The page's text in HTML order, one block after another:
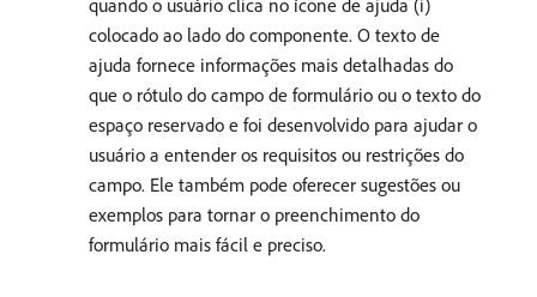
quando o usuário clica no ícone de ajuda (i)
colocado ao lado do componente. O texto de
ajuda fornece informações mais detalhadas do
que o rótulo do campo de formulário ou o texto do
espaço reservado e foi desenvolvido para ajudar o
usuário a entender os requisitos ou restrições do
campo. Ele também pode oferecer sugestões ou
exemplos para tornar o preenchimento do
formulário mais fácil e preciso.